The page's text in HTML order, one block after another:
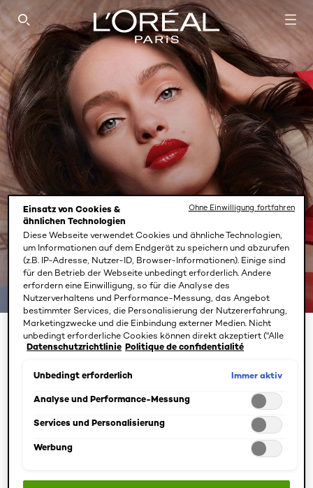
SEARCH THIS SITE
1 Ergebnis(se)
BEDÜRFNISSE
Einsatz von Cookies &
ähnlichen Technologien
Diese Webseite verwendet Cookies und ähnliche Technologien,
um Informationen auf dem Endgerät zu speichern und abzurufen
(z.B. IP-Adresse, Nutzer-ID, Browser-Informationen). Einige sind
für den Betrieb der Webseite unbedingt erforderlich. Andere
erfordern eine Einwilligung, so für die Analyse des
Nutzerverhaltens und Performance-Messung, das Angebot
bestimmter Services, die Personalisierung der Nutzererfahrung,
Marketingzwecke und die Einbindung externer Medien. Nicht
unbedingt erforderliche Cookies können direkt akzeptiert ("Alle
akzeptieren") oder abgelehnt ("Ohne Einwilligung fortfahren")
ebenfalls möglich und speicherbar ("Auswahl speichern"). Die
angepasst werden. Für weitere Informationen s. unsere
Datenschutzrichtlinie Politique de confidentialité
Unbedingt erforderlich Immer aktiv
Analyse und Performance-Messung
Services und Personalisierung
Werbung
Ohne Einwilligung fortfahren